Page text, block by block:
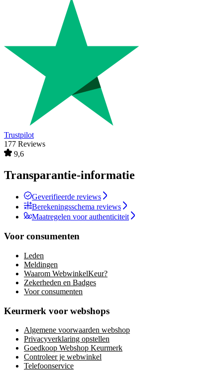
Trustpilot
177 Reviews
9,6
Transparantie-informatie
Geverifieerde reviews
Berekeningsschema reviews
Maatregelen voor authenticiteit
Voor consumenten
Leden
Meldingen
Waarom WebwinkelKeur?
Zekerheden en Badges
Voor consumenten
Keurmerk voor webshops
Algemene voorwaarden webshop
Privacyverklaring opstellen
Goedkoop Webshop Keurmerk
Controleer je webwinkel
Telefoonservice